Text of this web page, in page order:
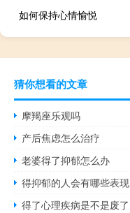
如何保持心情愉悦
猜你想看的文章
摩羯座乐观吗
产后焦虑怎么治疗
老婆得了抑郁怎么办
得抑郁的人会有哪些表现
得了心理疾病是不是废了